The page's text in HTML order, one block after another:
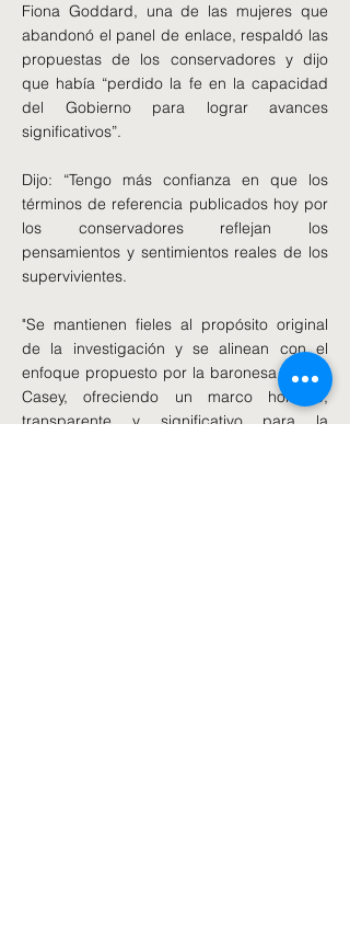
Fiona Goddard, una de las mujeres que
abandonó el panel de enlace, respaldó las
propuestas de los conservadores y dijo
que había “perdido la fe en la capacidad
del Gobierno para lograr avances
significativos”.
Dijo: “Tengo más confianza en que los
términos de referencia publicados hoy por
los conservadores reflejan los
pensamientos y sentimientos reales de los
supervivientes.
"Se mantienen fieles al propósito original
de la investigación y se alinean con el
enfoque propuesto por la baronesa Louise
Casey, ofreciendo un marco honesto,
transparente y significativo para la